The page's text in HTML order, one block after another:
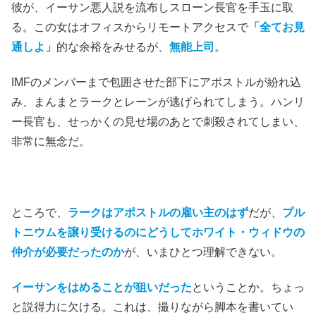
彼が、イーサン悪人説を流布しスローン長官を手玉に取
る。この女はオフィスからリモートアクセスで 「全てお見
通しよ」 的な余裕をみせるが、 無能上司 。
IMFのメンバーまで包囲させた部下にアポストルが紛れ込
み、まんまとラークとレーンが逃げられてしまう。ハンリ
ー長官も、せっかくの見せ場のあとで刺殺されてしまい、
非常に無念だ。
ところで、 ラークはアポストルの雇い主のはずだが、 プル
トニウムを譲り受けるのにどうしてホワイト・ウィドウの
仲介が必要だったのかが、いまひとつ理解できない。
イーサンをはめることが狙いだったということか。ちょっ
と説得力に欠ける。これは、撮りながら脚本を書いてい